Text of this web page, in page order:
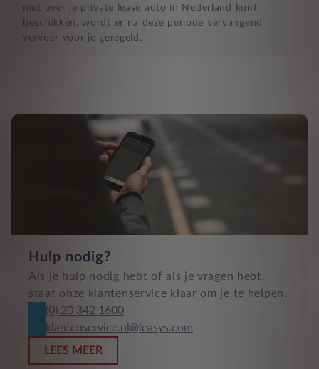
niet over je private lease auto in Nederland kunt
beschikken, wordt er na deze periode vervangend
vervoer voor je geregeld.
Hulp nodig?
Als je hulp nodig hebt of als je vragen hebt,
staat onze klantenservice klaar om je te helpen.
(0) 20 342 1600
klantenservice.nl@leasys.com
LEES MEER